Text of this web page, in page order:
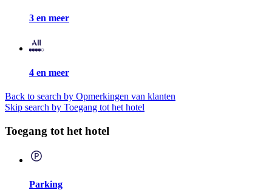
3 en meer
4 en meer
Back to search by Opmerkingen van klanten
Skip search by Toegang tot het hotel
Toegang tot het hotel
Parking